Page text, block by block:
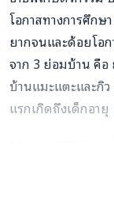
โอกาสทางการศึก
ยากจนและด้อยโอ
จาก 3 ย่อมบ้าน คื
บ้านแมะแตะและกิ
แรกเกิดถึงเด็กอา
เสริมการเรียนรู้ใ
ทุกวันเสาร์และวั